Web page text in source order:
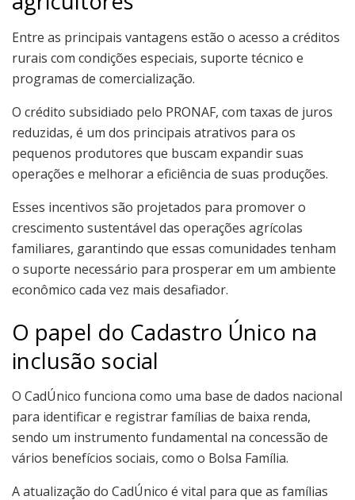
Entre as principais vantagens estão o acesso a créditos
rurais com condições especiais, suporte técnico e
programas de comercialização.
O crédito subsidiado pelo PRONAF, com taxas de juros
reduzidas, é um dos principais atrativos para os
pequenos produtores que buscam expandir suas
operações e melhorar a eficiência de suas produções.
Esses incentivos são projetados para promover o
crescimento sustentável das operações agrícolas
familiares, garantindo que essas comunidades tenham
o suporte necessário para prosperar em um ambiente
econômico cada vez mais desafiador.
O papel do Cadastro Único na
inclusão social
O CadÚnico funciona como uma base de dados nacional
para identificar e registrar famílias de baixa renda,
sendo um instrumento fundamental na concessão de
vários benefícios sociais, como o Bolsa Família.
A atualização do CadÚnico é vital para que as famílias